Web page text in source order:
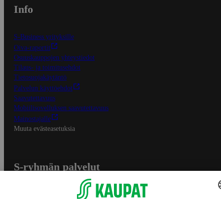
Info
S-Business yrityksille
Oiva-raportit
Osuuskauppojen yhteystiedot
Tilaus- ja toimitusehdot
Tietosuojakäytäntö
Palvelun käyttöehdot
Saavutettavuus
Mobiilisovelluksen saavutettavuus
Mainostajalle
Muuta evästeasetuksia
S-ryhmän palvelut